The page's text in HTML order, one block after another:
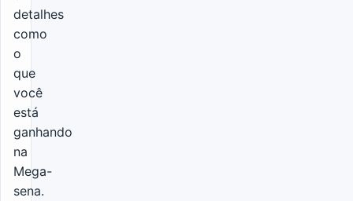
detalhes
como
o
que
você
está
ganhando
na
Mega-
sena.